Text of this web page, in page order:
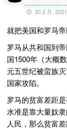
20 2 月,
就把美国和罗马
罗马从共和国到
国1500年（大概
元五世纪被蛮族
国家攻陷。
罗马的贫富差距
水准是靠大量奴
人民，那么贫富